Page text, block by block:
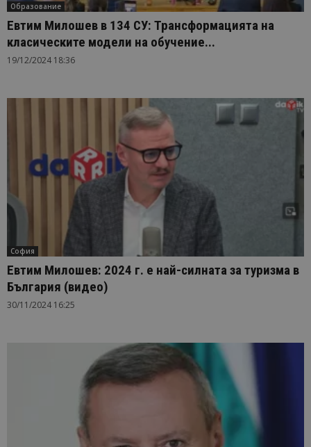
Образование
Евтим Милошев в 134 СУ: Трансформацията на
класическите модели на обучение...
19/12/2024 18:36
София
Евтим Милошев: 2024 г. е най-силната за туризма в
България (видео)
30/11/2024 16:25